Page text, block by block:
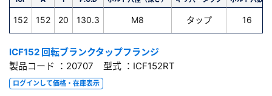
152 152 20 130.3 M8 タップ 16
ICF152 回転ブランクタップフランジ
製品コード ：20707 型式 ：ICF152RT
ログインして価格・在庫表示